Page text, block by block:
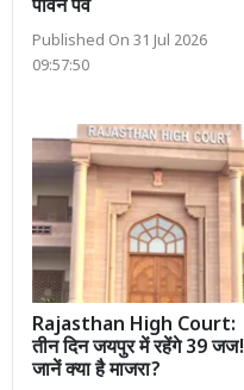
पावन पर्व
Published On 31 Jul 2026
09:57:50
Rajasthan High Court:
तीन दिन जयपुर में रहेंगे 39 जज!
जानें क्या है माजरा?